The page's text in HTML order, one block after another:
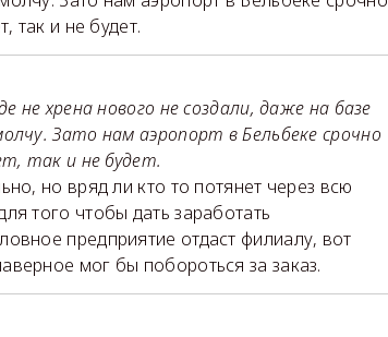
так и не будет.
не хрена нового не создали, даже на базе
Зато нам аэропорт в Бельбеке срочно
так и не будет.
но вряд ли кто то потянет через всю
того чтобы дать заработать
предприятие отдаст филиалу, вот
мог бы побороться за заказ.